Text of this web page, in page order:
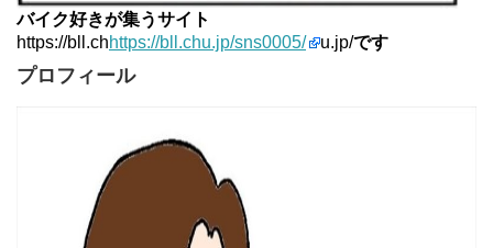
バイク好きが集うサイト
https://bll.chhttps://bll.chu.jp/sns0005/ u.jp/です
プロフィール